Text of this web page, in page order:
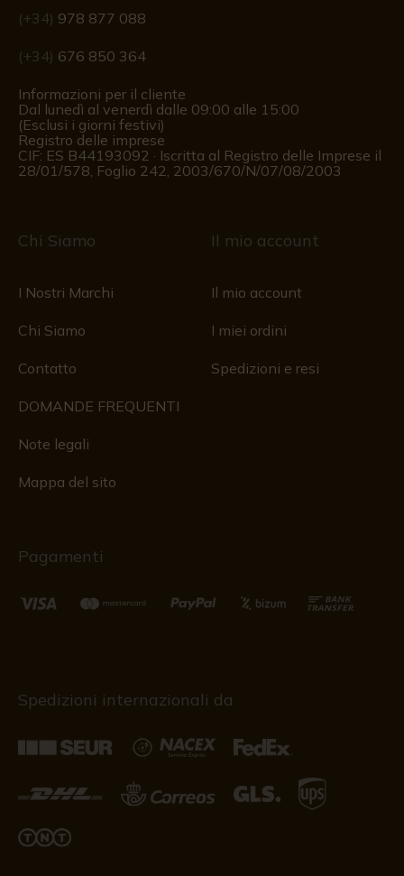
(+34) 978 877 088
(+34) 676 850 364
Informazioni per il cliente
Dal lunedì al venerdì dalle 09:00 alle 15:00
(Esclusi i giorni festivi)
Registro delle imprese
CIF: ES B44193092 · Iscritta al Registro delle Imprese il
28/01/578, Foglio 242, 2003/670/N/07/08/2003
Chi Siamo
I Nostri Marchi
Chi Siamo
Contatto
DOMANDE FREQUENTI
Note legali
Mappa del sito
Il mio account
Il mio account
I miei ordini
Spedizioni e resi
Pagamenti
Spedizioni internazionali da